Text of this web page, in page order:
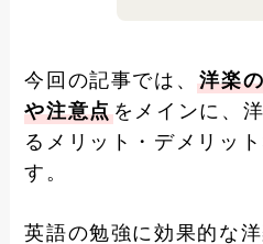
今回の記事では、洋楽
や注意点をメインに、
るメリット・デメリッ
す。
英語の勉強に効果的な